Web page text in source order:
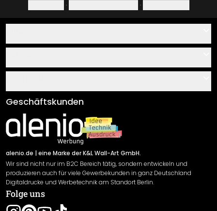
· ·
Über uns
Klebe- und Montageanleitungen
Newsletter An-/Abmeldung
Sendungsverfolgung
AGB
Impressum
Versand & Zahlung
Rücksendung
Widerrufsrecht
Datenschutzerklärung
Gewährleistung
Geschäftskunden
alenio.de | eine Marke der K&L Wall-Art GmbH.
Wir sind nicht nur im B2C Bereich tätig, sondern entwickeln und
produzieren auch für viele Gewerbekunden in ganz Deutschland
Digitaldrucke und Werbetechnik am Standort Berlin.
Folge uns